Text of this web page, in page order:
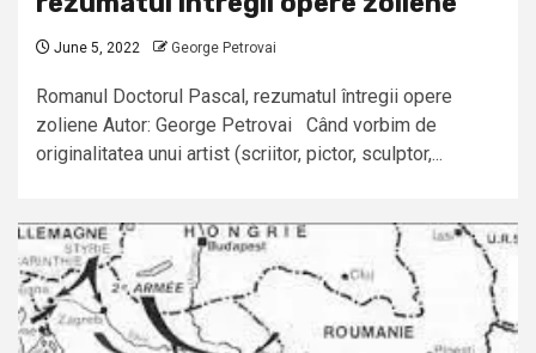
June 5, 2022 George Petrovai
Romanul Doctorul Pascal, rezumatul întregii opere
zoliene Autor: George Petrovai Când vorbim de
originalitatea unui artist (scriitor, pictor, sculptor,...